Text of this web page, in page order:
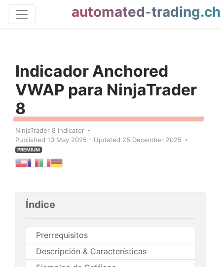
automated-trading.ch
Indicador Anchored
VWAP para NinjaTrader
8
NinjaTrader 8 Indicator
Published 10 May 2025 - Updated 25 December 2025
PREMIUM
Índice
Prerrequisitos
Descripción & Características